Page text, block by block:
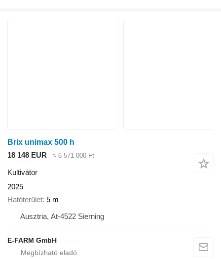
Brix unimax 500 h
18 148 EUR
≈ 6 571 000 Ft
Kultivátor
2025
Hatóterület 5 m
Ausztria, At-4522 Sierning
E-FARM GmbH